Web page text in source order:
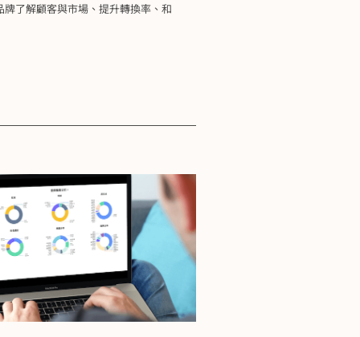
了解顧客與市場、提升轉換率、和